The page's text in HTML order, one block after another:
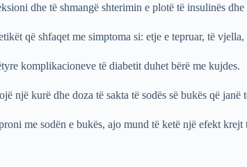
dhe të shmangë shterimin e plotë të insulinës
që shfaqet me simptoma si: etje e tepruar, të
komplikacioneve të diabetit duhet bërë me kujdes.
një kurë dhe doza të sakta të sodës së bukës që
me sodën e bukës, ajo mund të ketë një efekt